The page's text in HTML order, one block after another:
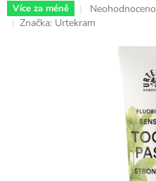
Více za méně
Průměrné
hodnocení
Neohodnoceno
Značka: Urtekram